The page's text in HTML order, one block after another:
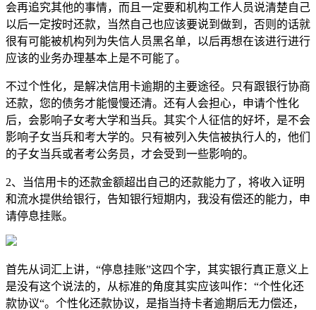
会再追究其他的事情，而且一定要和机构工作人员说清楚自己
以后一定按时还款，当然自己也应该要说到做到，否则的话就
很有可能被机构列为失信人员黑名单，以后再想在该进行进行
应该的业务办理基本上是不可能了。
不过个性化，是解决信用卡逾期的主要途径。只有跟银行协商
还款，您的债务才能慢慢还清。还有人会担心，申请个性化
后，会影响子女考大学和当兵。其实个人征信的好坏，是不会
影响子女当兵和考大学的。只有被列入失信被执行人的，他们
的子女当兵或者考公务员，才会受到一些影响的。
2、当信用卡的还款金额超出自己的还款能力了，将收入证明
和流水提供给银行，告知银行短期内，我没有偿还的能力，申
请停息挂账。
首先从词汇上讲，“停息挂账”这四个字，其实银行真正意义上
是没有这个说法的，从标准的角度其实应该叫作：“个性化还
款协议“。个性化还款协议，是指当持卡者逾期后无力偿还，